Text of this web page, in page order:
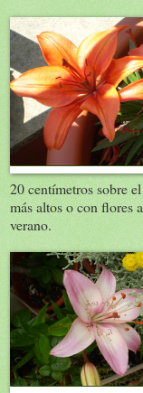
20 centímetros sobre
más altos o con flores
verano.